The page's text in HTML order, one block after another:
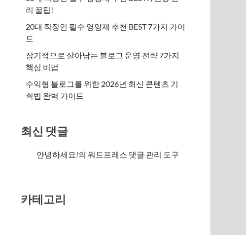
리 꿀팁!
20대 직장인 필수 영양제 추천 BEST 7가지 가이
드
장기적으로 살아남는 블로그 운영 전략 7가지
핵심 비법
수익형 블로그를 위한 2026년 최신 콘텐츠 기
획법 완벽 가이드
최신 댓글
안녕하세요!의워드프레스 댓글 관리 도구
카테고리